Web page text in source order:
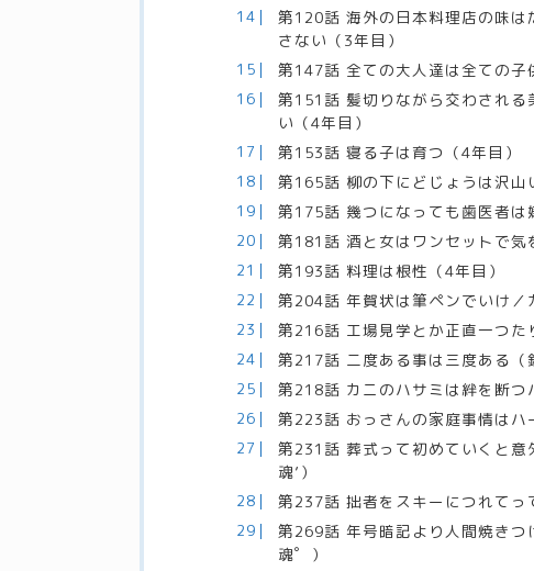
第120話 海外の日本料理店の味
さない（3年目）
第147話 全ての大人達は全ての子
第151話 髪切りながら交わされ
い（4年目）
第153話 寝る子は育つ（4年目）
第165話 柳の下にどじょうは沢山
第175話 幾つになっても歯医者は
第181話 酒と女はワンセットで気
第193話 料理は根性（4年目）
第204話 年賀状は筆ペンでいけ／
第216話 工場見学とか正直一つた
第217話 二度ある事は三度ある（
第218話 カニのハサミは絆を断つ
第223話 おっさんの家庭事情はハ
第231話 葬式って初めていくと
魂’）
第237話 拙者をスキーにつれてっ
第269話 年号暗記より人間焼き
魂゜）